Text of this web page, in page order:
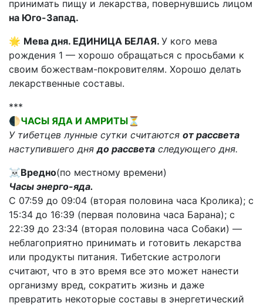
принимать пищу и лекарства, повернувшись лицом
на Юго-Запад.
🌟 Мева дня. ЕДИНИЦА БЕЛАЯ. У кого мева
рождения 1 — хорошо обращаться с просьбами к
своим божествам-покровителям. Хорошо делать
лекарственные составы.
***
🌓ЧАСЫ ЯДА И АМРИТЫ⏳
У тибетцев лунные сутки считаются от рассвета
наступившего днядо рассвета следующего дня.
☠️Вредно(по местному времени)
Часы энерго-яда.
С 07:59 до 09:04 (вторая половина часа Кролика); с
15:34 до 16:39 (первая половина часа Барана); с
22:39 до 23:34 (вторая половина часа Собаки) —
неблагоприятно принимать и готовить лекарства
или продукты питания. Тибетские астрологи
считают, что в это время все это может нанести
организму вред, сократить жизнь и даже
превратить некоторые составы в энергетический